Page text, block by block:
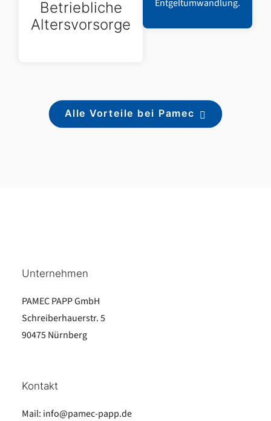
Betriebliche
Altersvorsorge
Entgeltumwandlung.
Alle Vorteile bei Pamec
Unternehmen
PAMEC PAPP GmbH
Schreiberhauerstr. 5
90475 Nürnberg
Kontakt
Mail: info@pamec-papp.de